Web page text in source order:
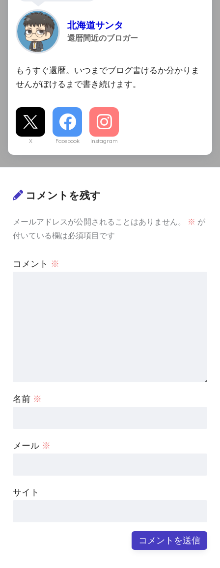
北海道サンタ
還暦間近のブロガー
もうすぐ還暦。いつまでブログ書けるか分かりま
せんがぼけるまで書き続けます。
X Facebook Instagram
コメントを残す
メールアドレスが公開されることはありません。 ※ が
付いている欄は必須項目です
コメント ※
名前 ※
メール ※
サイト